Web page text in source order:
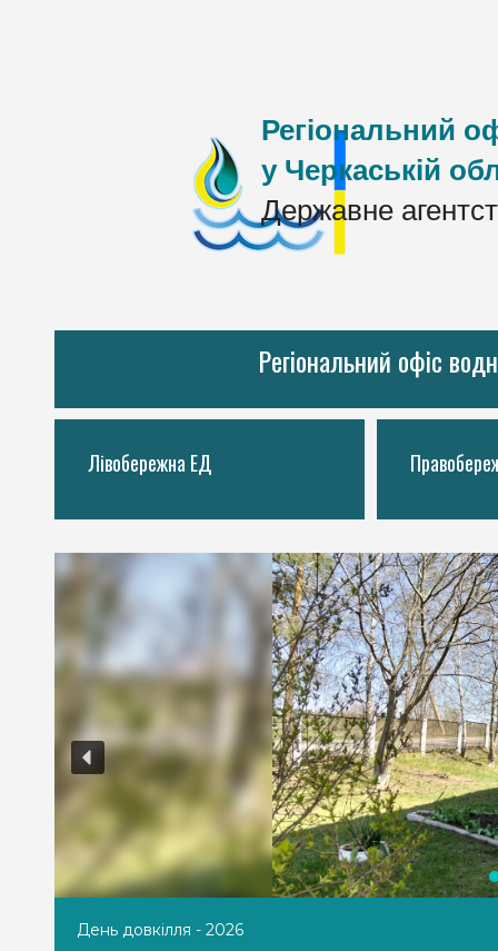
Регіональний
у Черкаській
Державне
Регіональний офіс
Лівобережна ЕД
Результати конкурсу дитячих малюнків на тему